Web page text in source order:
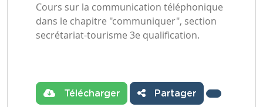
Cours sur la communication téléphonique
dans le chapitre "communiquer", section
secrétariat-tourisme 3e qualification.
Télécharger Partager